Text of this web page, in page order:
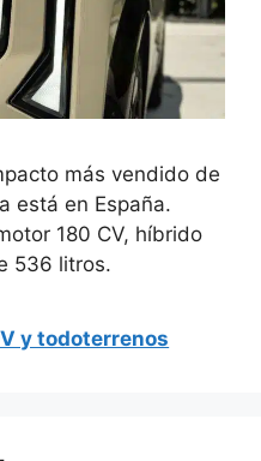
más vendido de
está en España.
180 CV, híbrido
536 litros.
y todoterrenos